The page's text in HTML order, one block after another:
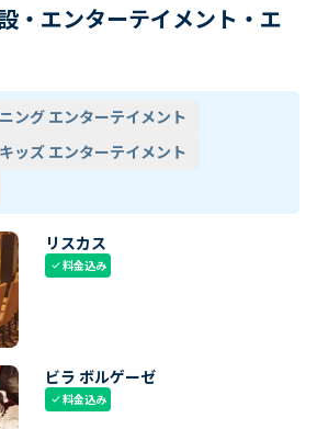
・エンターテイメント・エ
ング エンターテイメント
キッズ エンターテイメント
リスカス
check料金込み
ビラ ボルゲーゼ
check料金込み